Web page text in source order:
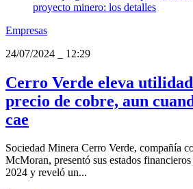
Empresas
24/07/2024
12:29
Cerro Verde eleva
precio de cobre, aun
cae
Sociedad Minera Cerro Verde, compañía
McMoran, presentó sus estados
2024 y reveló un...